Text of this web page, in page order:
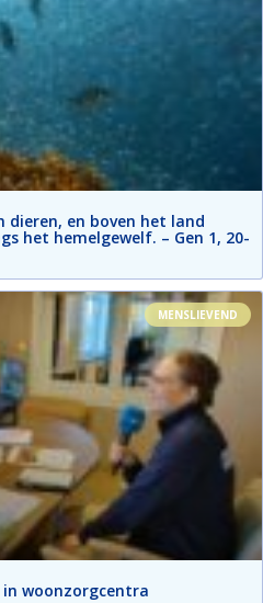
dieren, en boven het land
het hemelgewelf. – Gen 1, 20-
MENSLIEVEND
in woonzorgcentra